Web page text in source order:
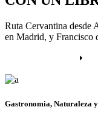
Ruta Cervantina desde
en Madrid, y Francisco
Gastronomia, Naturaleza